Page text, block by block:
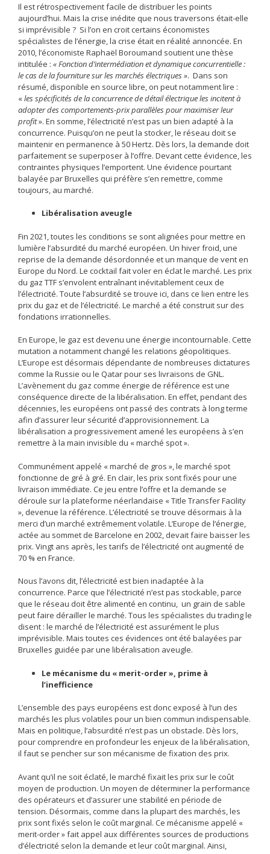
Il est rétrospectivement facile de distribuer les points
aujourd’hui. Mais la crise inédite que nous traversons était-elle
si imprévisible ? Si l’on en croit certains économistes
spécialistes de l’énergie, la crise était en réalité annoncée. En
2010, l’économiste Raphaël Boroumand soutient une thèse
intitulée : « Fonction d’intermédiation et dynamique concurrentielle :
le cas de la fourniture sur les marchés électriques ». Dans son
résumé, disponible en source libre, on peut notamment lire :
«les spécificités de la concurrence de détail électrique les incitent à
adopter des comportements-prix parallèles pour maximiser leur
profit». En somme, l’électricité n’est pas un bien adapté à la
concurrence. Puisqu’on ne peut la stocker, le réseau doit se
maintenir en permanence à 50 Hertz. Dès lors, la demande doit
parfaitement se superposer à l’offre. Devant cette évidence, les
contraintes physiques l’emportent. Une évidence pourtant
balayée par Bruxelles qui préfère s’en remettre, comme
toujours, au marché.
Libéralisation aveugle
Fin 2021, toutes les conditions se sont alignées pour mettre en
lumière l’absurdité du marché européen. Un hiver froid, une
reprise de la demande désordonnée et un manque de vent en
Europe du Nord. Le cocktail fait voler en éclat le marché. Les prix
du gaz TTF s’envolent entraînant inévitablement ceux de
l’électricité. Toute l’absurdité se trouve ici, dans ce lien entre les
prix du gaz et de l’électricité. Le marché a été construit sur des
fondations irrationnelles.
En Europe, le gaz est devenu une énergie incontournable. Cette
mutation a notamment changé les relations géopolitiques.
L’Europe est désormais dépendante de nombreuses dictatures
comme la Russie ou le Qatar pour ses livraisons de GNL.
L’avènement du gaz comme énergie de référence est une
conséquence directe de la libéralisation. En effet, pendant des
décennies, les européens ont passé des contrats à long terme
afin d’assurer leur sécurité d’approvisionnement. La
libéralisation a progressivement amené les européens à s’en
remettre à la main invisible du « marché spot ».
Communément appelé « marché de gros », le marché spot
fonctionne de gré à gré. En clair, les prix sont fixés pour une
livraison immédiate. Ce jeu entre l’offre et la demande se
déroule sur la plateforme néerlandaise « Title Transfer Facility
», devenue la référence. L’électricité se trouve désormais à la
merci d’un marché extrêmement volatile. L’Europe de l’énergie,
actée au sommet de Barcelone en 2002, devait faire baisser les
prix. Vingt ans après, les tarifs de l’électricité ont augmenté de
70 % en France.
Nous l’avons dit, l’électricité est bien inadaptée à la
concurrence. Parce que l’électricité n’est pas stockable, parce
que le réseau doit être alimenté en continu, un grain de sable
peut faire dérailler le marché. Tous les spécialistes du trading le
disent : le marché de l’électricité est assurément le plus
imprévisible. Mais toutes ces évidences ont été balayées par
Bruxelles guidée par une libéralisation aveugle.
Le mécanisme du « merit-order », prime à
l’inefficience
L’ensemble des pays européens est donc exposé à l’un des
marchés les plus volatiles pour un bien commun indispensable.
Mais en politique, l’absurdité n’est pas un obstacle. Dès lors,
pour comprendre en profondeur les enjeux de la libéralisation,
il faut se pencher sur son mécanisme de fixation des prix.
Avant qu’il ne soit éclaté, le marché fixait les prix sur le coût
moyen de production. Un moyen de déterminer la performance
des opérateurs et d’assurer une stabilité en période de
tension. Désormais, comme dans la plupart des marchés, les
prix sont fixés selon le coût marginal. Ce mécanisme appelé «
merit-order » fait appel aux différentes sources de productions
d’électricité selon la demande et leur coût marginal. Ainsi,